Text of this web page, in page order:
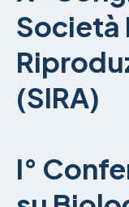
Società
(SIRA)
I°